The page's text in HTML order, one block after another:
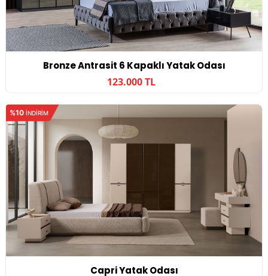
Bronze Antrasit 6 Kapaklı Yatak Odası
123.000 TL
%10 INDIRIM
Capri Yatak Odası